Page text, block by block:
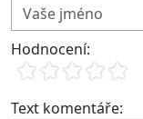
Hodnocení:
Text komentáře: